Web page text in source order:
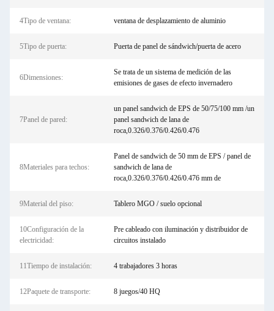
4Tipo de ventana: ventana de desplazamiento de aluminio
5Tipo de puerta: Puerta de panel de sándwich/puerta de acero
6Dimensiones:
Se trata de un sistema de medición de las
emisiones de gases de efecto invernadero
7Panel de pared:
un panel sandwich de EPS de 50/75/100 mm /un
panel sandwich de lana de
roca,0.326/0.376/0.426/0.476
8Materiales para techos:
Panel de sandwich de 50 mm de EPS / panel de
sandwich de lana de
roca,0.326/0.376/0.426/0.476 mm de
9Material del piso: Tablero MGO / suelo opcional
10Configuración de la
electricidad:
Pre cableado con iluminación y distribuidor de
circuitos instalado
11Tiempo de instalación: 4 trabajadores 3 horas
12Paquete de transporte: 8 juegos/40 HQ